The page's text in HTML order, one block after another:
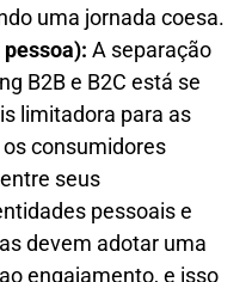
uma jornada coesa.
A separação
B2B e B2C está se
limitadora para as
consumidores
seus
pessoais e
devem adotar uma
engajamento, e isso